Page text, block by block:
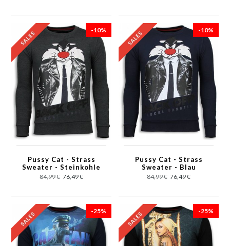
-10%
Pussy Cat - Strass
Sweater - Steinkohle
84,99 € 76,49 €
-10%
Pussy Cat - Strass
Sweater - Blau
84,99 € 76,49 €
-25% -25%